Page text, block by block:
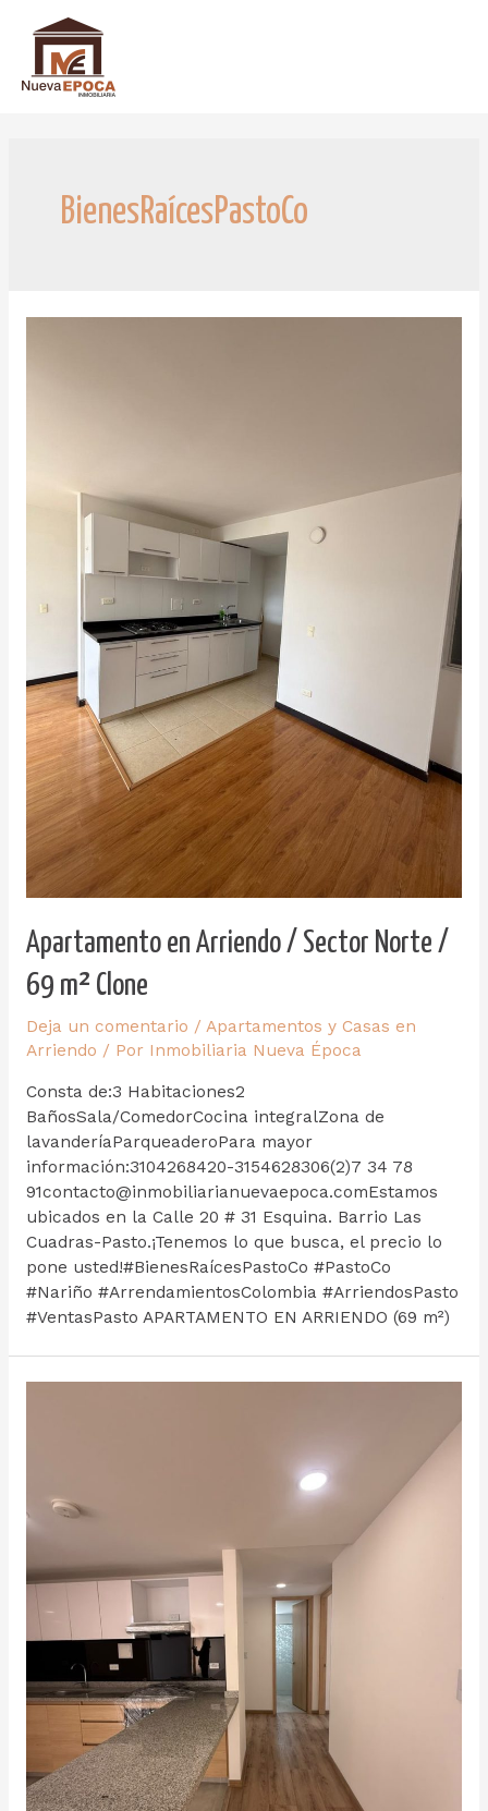
BienesRaícesPastoCo
Apartamento en Arriendo / Sector Norte /
69 m² Clone
Deja un comentario / Apartamentos y Casas en
Arriendo / Por Inmobiliaria Nueva Época
Consta de:3 Habitaciones2
BañosSala/ComedorCocina integralZona de
lavanderíaParqueaderoPara mayor
información:3104268420-3154628306(2)7 34 78
91contacto@inmobiliarianuevaepoca.comEstamos
ubicados en la Calle 20 # 31 Esquina. Barrio Las
Cuadras-Pasto.¡Tenemos lo que busca, el precio lo
pone usted!#BienesRaícesPastoCo #PastoCo
#Nariño #ArrendamientosColombia #ArriendosPasto
#VentasPasto APARTAMENTO EN ARRIENDO (69 m²)